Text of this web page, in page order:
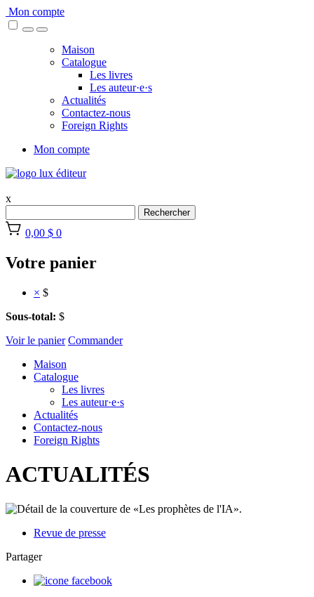
Skip
to
Mon compte
Maison
Catalogue
Les livres
Les auteur·e·s
Actualités
Contactez-nous
Foreign Rights
Mon compte
x
Rechercher
0,00 $ 0
Votre panier
× $
Sous-total: $
Voir le panier Commander
Maison
Catalogue
Les livres
Les auteur·e·s
Actualités
Contactez-nous
Foreign Rights
ACTUALITÉS
Revue de presse
Partager